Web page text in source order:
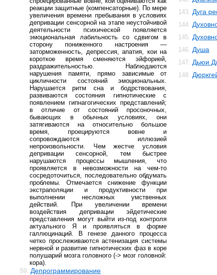
реакции защитные (компенсаторные). По мере
увеличения времени пребывания в условиях
депривации сенсорной на этапе неустойчивой
деятельности психической появляется
эмоциональная лабильность со сдвигом в
сторону пониженного настроения —
заторможенность, депрессия, апатия, кои на
короткое время сменяются эйфорией,
раздражительностью. Наблюдаются
нарушения памяти, прямо зависимые от
цикличности состояний эмоциональных.
Нарушается ритм сна и бодрствования,
развиваются состояния гипнотические с
появлением гипнагогических представлений;
в отличие от состояний просоночных,
бывающих в обычных условиях, они
затягиваются на относительно большое
время, проецируются вовне и
сопровождаются иллюзией
непроизвольности. Чем жестче условия
депривации сенсорной, тем быстрее
нарушаются процессы мышления, что
проявляется в невозможности на чем-то
сосредоточиться, последовательно обдумать
проблемы. Отмечается снижение функции
экстраполяции и продуктивности при
выполнении несложных умственных
действий. При увеличении времени
воздействия депривации эйдетические
представления могут выйти из-под контроля
актуального Я и проявляться в форме
галлюцинаций. В генезе данного процесса
четко прослеживаются астенизация системы
нервной и развитие гипнотических фаз в коре
полушарий мозга головного (-> мозг головной:
кора).
59. Депрограммирование
143. Дуга
144.
145.
146. Душа
147. Дьюи
148.